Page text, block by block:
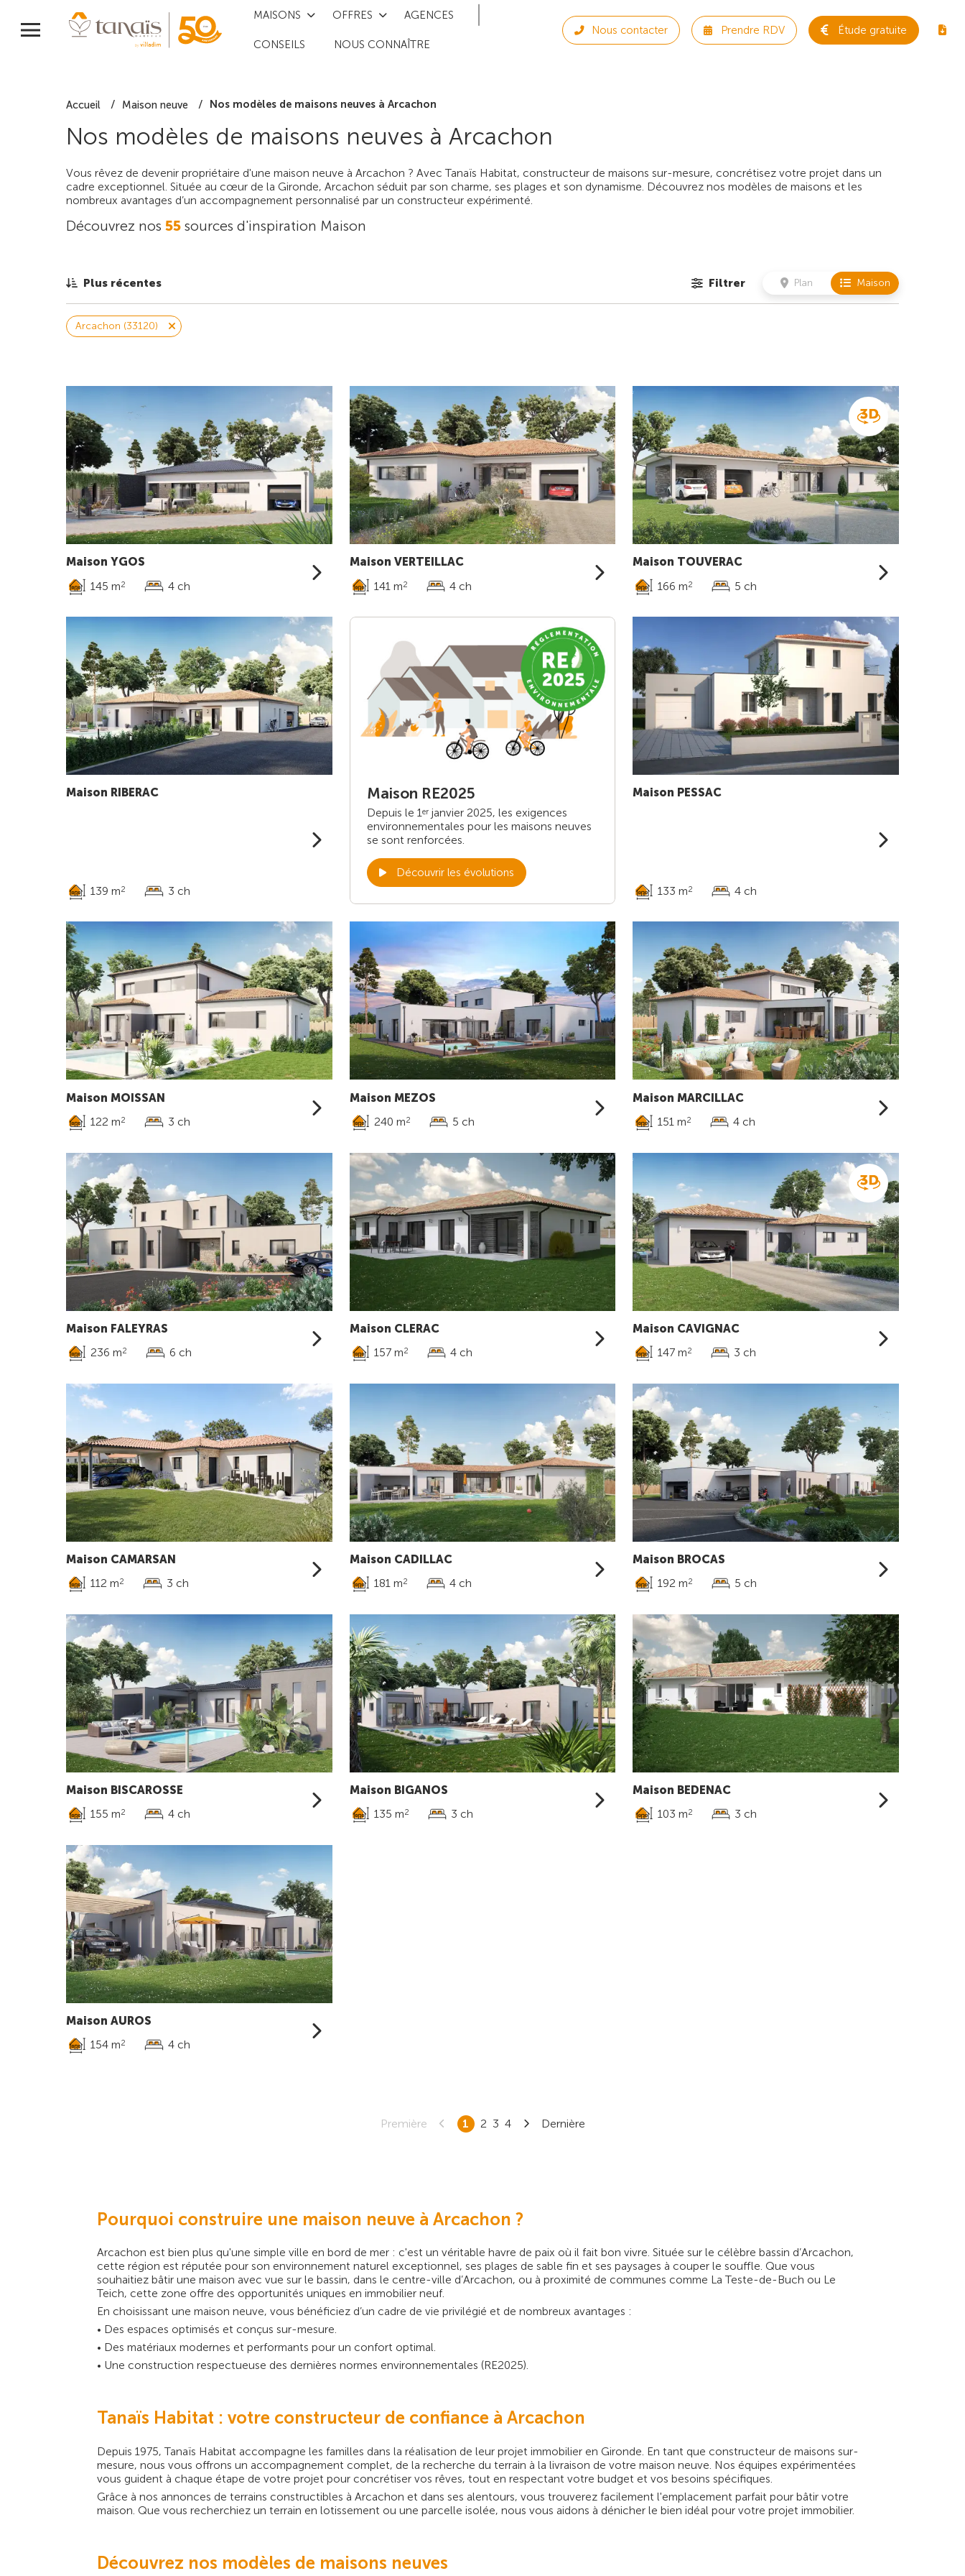
MAISONS OFFRES AGENCES
CONSEILS NOUS CONNAÎTRE
Nous contacter Prendre RDV Étude gratuite
Accueil Maison neuve Nos modèles de maisons neuves à Arcachon
Nos modèles de maisons neuves à Arcachon
Vous rêvez de devenir propriétaire d'une maison neuve à Arcachon ? Avec Tanaïs Habitat, constructeur de maisons sur-mesure, concrétisez votre projet dans un
cadre exceptionnel. Située au cœur de la Gironde, Arcachon séduit par son charme, ses plages et son dynamisme. Découvrez nos modèles de maisons et les
nombreux avantages d’un accompagnement personnalisé par un constructeur expérimenté.
Découvrez nos 55 sources d'inspiration Maison
Plus récentes Filtrer Plan Maison
Arcachon (33120)
Maison YGOS
145 m2 4 ch
Maison VERTEILLAC
141 m2 4 ch
Maison TOUVERAC
166 m2 5 ch
Maison RIBERAC
139 m2 3 ch
Maison RE2025
Depuis le 1erjanvier 2025, les exigences
environnementales pour les maisons neuves
se sont renforcées.
Découvrir les évolutions
Maison PESSAC
133 m2 4 ch
Maison MOISSAN
122 m2 3 ch
Maison MEZOS
240 m2 5 ch
Maison MARCILLAC
151 m2 4 ch
Maison FALEYRAS
236 m2 6 ch
Maison CLERAC
157 m2 4 ch
Maison CAVIGNAC
147 m2 3 ch
Maison CAMARSAN
112 m2 3 ch
Maison CADILLAC
181 m2 4 ch
Maison BROCAS
192 m2 5 ch
Maison BISCAROSSE
155 m2 4 ch
Maison BIGANOS
135 m2 3 ch
Maison BEDENAC
103 m2 3 ch
Maison AUROS
154 m2 4 ch
Première 1 2 3 4 Dernière
Pourquoi construire une maison neuve à Arcachon ?
Arcachon est bien plus qu'une simple ville en bord de mer : c'est un véritable havre de paix où il fait bon vivre. Située sur le célèbre bassin d’Arcachon,
cette région est réputée pour son environnement naturel exceptionnel, ses plages de sable fin et ses paysages à couper le souffle. Que vous
souhaitiez bâtir une maison avec vue sur le bassin, dans le centre-ville d’Arcachon, ou à proximité de communes comme La Teste-de-Buch ou Le
Teich, cette zone offre des opportunités uniques en immobilier neuf.
En choisissant une maison neuve, vous bénéficiez d’un cadre de vie privilégié et de nombreux avantages :
• Des espaces optimisés et conçus sur-mesure.
• Des matériaux modernes et performants pour un confort optimal.
• Une construction respectueuse des dernières normes environnementales (RE2025).
Tanaïs Habitat : votre constructeur de confiance à Arcachon
Depuis 1975, Tanaïs Habitat accompagne les familles dans la réalisation de leur projet immobilier en Gironde. En tant que constructeur de maisons sur-
mesure, nous vous offrons un accompagnement complet, de la recherche du terrain à la livraison de votre maison neuve. Nos équipes expérimentées
vous guident à chaque étape de votre projet pour concrétiser vos rêves, tout en respectant votre budget et vos besoins spécifiques.
Grâce à nos annonces de terrains constructibles à Arcachon et dans ses alentours, vous trouverez facilement l'emplacement parfait pour bâtir votre
maison. Que vous recherchiez un terrain en lotissement ou une parcelle isolée, nous vous aidons à dénicher le bien idéal pour votre projet immobilier.
Découvrez nos modèles de maisons neuves